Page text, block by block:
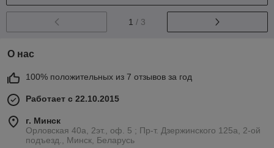
1 / 3
О нас
100% положительных из 7 отзывов за год
Работает с 22.10.2015
г. Минск
Орловская 40а, 2эт., оф. 5 ; Пр-т. Дзержинского 125а, 2-ой
подъезд., Минск, Беларусь